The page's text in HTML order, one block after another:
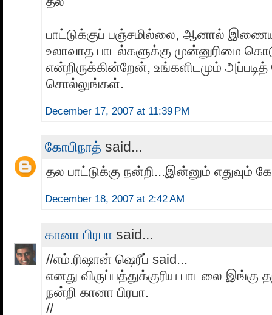
பாட்டுக்குப் பஞ்சமில்லை, ஆனால்
உலாவாத பாடல்களுக்கு முன்னுரிமை
என்றிருக்கின்றேன், உங்களிடமும் அப்படித்
சொல்லுங்கள்.
December 17, 2007 at 11:39 PM
கோபிநாத் said...
தல பாட்டுக்கு நன்றி...இன்னும் எதுவும்
December 18, 2007 at 2:42 AM
கானா பிரபா said...
//எம்.ரிஷான் ஷெரீப் said...
எனது விருப்பத்துக்குரிய பாடலை இங்கு
நன்றி கானா பிரபா.
//